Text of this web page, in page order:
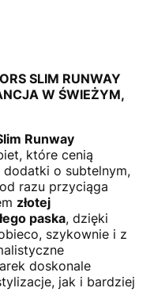
SLIM RUNWAY
W ŚWIEŻYM,
Runway
które cenią
o subtelnym,
razu przyciąga
złotej
paska, dzięki
szykownie i z
doskonale
jak i bardziej